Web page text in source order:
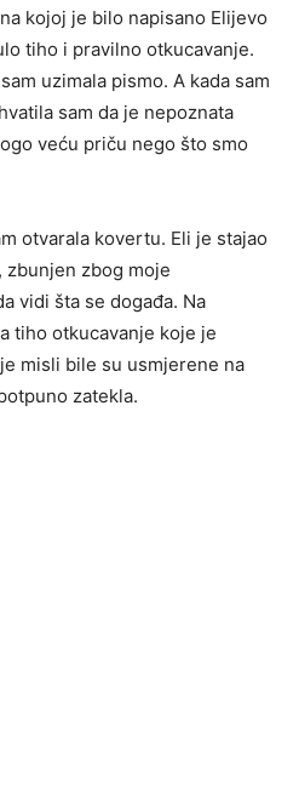
kojoj je bilo napisano Elijevo
tiho i pravilno otkucavanje.
uzimala pismo. A kada sam
sam da je nepoznata
veću priču nego što smo
otvarala kovertu. Eli je stajao
zbunjen zbog moje
vidi šta se događa. Na
tiho otkucavanje koje je
misli bile su usmjerene na
zatekla.